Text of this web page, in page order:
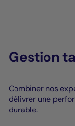
Gestion
Combiner nos
délivrer une
durable.